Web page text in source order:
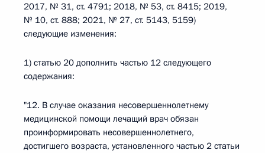
2017, № 31, ст. 4791; 2018, № 53, ст. 8415; 2019,
№ 10, ст. 888; 2021, № 27, ст. 5143, 5159)
следующие изменения:
1) статью 20 дополнить частью 12 следующего
содержания:
"12. В случае оказания несовершеннолетнему
медицинской помощи лечащий врач обязан
проинформировать несовершеннолетнего,
достигшего возраста, установленного частью 2 статьи